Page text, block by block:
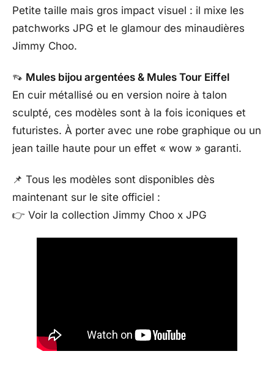
Petite taille mais gros impact visuel : il mixe les
patchworks JPG et le glamour des minaudières
Jimmy Choo.
👡 Mules bijou argentées & Mules Tour Eiffel
En cuir métallisé ou en version noire à talon
sculpté, ces modèles sont à la fois iconiques et
futuristes. À porter avec une robe graphique ou un
jean taille haute pour un effet « wow » garanti.
📌 Tous les modèles sont disponibles dès
maintenant sur le site officiel :
👉 Voir la collection Jimmy Choo x JPG